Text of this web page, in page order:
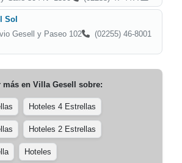
Sol
Gesell y Paseo 102
(02255) 46-8001
más en Villa Gesell sobre:
Hoteles 4 Estrellas
Hoteles 2 Estrellas
Hoteles